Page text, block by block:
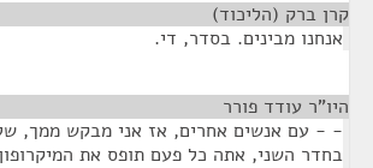
קרן ברק (הליכוד)
אנחנו מבינים. בסדר, די.
היו"ר עודד פורר
- - עם אנשים אחרים, אז אני מבקש ממך,
בחדר השני, אתה כל פעם תופס את